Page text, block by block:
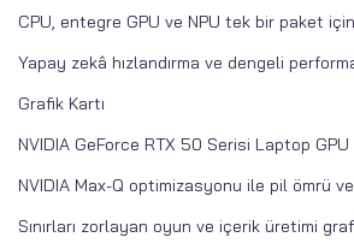
CPU, entegre GPU ve NPU tek bir paket
Yapay zekâ hızlandırma ve dengeli
Grafik Kartı
NVIDIA GeForce RTX 50 Serisi Laptop GPU
NVIDIA Max-Q optimizasyonu ile pil ömrü
Sınırları zorlayan oyun ve içerik üretimi